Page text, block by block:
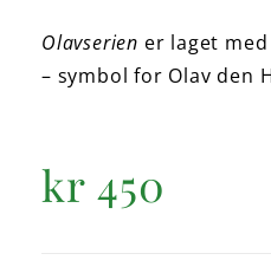
Olavserien er laget
– symbol for Olav den
kr 450